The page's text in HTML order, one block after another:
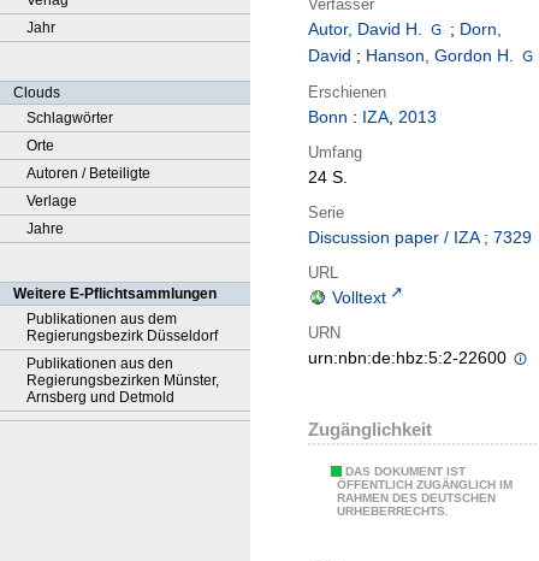
Jahr
Clouds
Schlagwörter
Orte
Autoren / Beteiligte
Verlage
Jahre
Weitere E-Pflichtsammlungen
Publikationen aus dem
Regierungsbezirk Düsseldorf
Publikationen aus den
Regierungsbezirken Münster,
Arnsberg und Detmold
Verfasser
Autor, David H. ; Dorn,
David ; Hanson, Gordon H.
Erschienen
Bonn : IZA, 2013
Umfang
24 S.
Serie
Discussion paper / IZA ; 7329
URL
Volltext
URN
urn:nbn:de:hbz:5:2-22600
Zugänglichkeit
DAS DOKUMENT IST
ÖFFENTLICH ZUGÄNGLICH IM
RAHMEN DES DEUTSCHEN
URHEBERRECHTS.